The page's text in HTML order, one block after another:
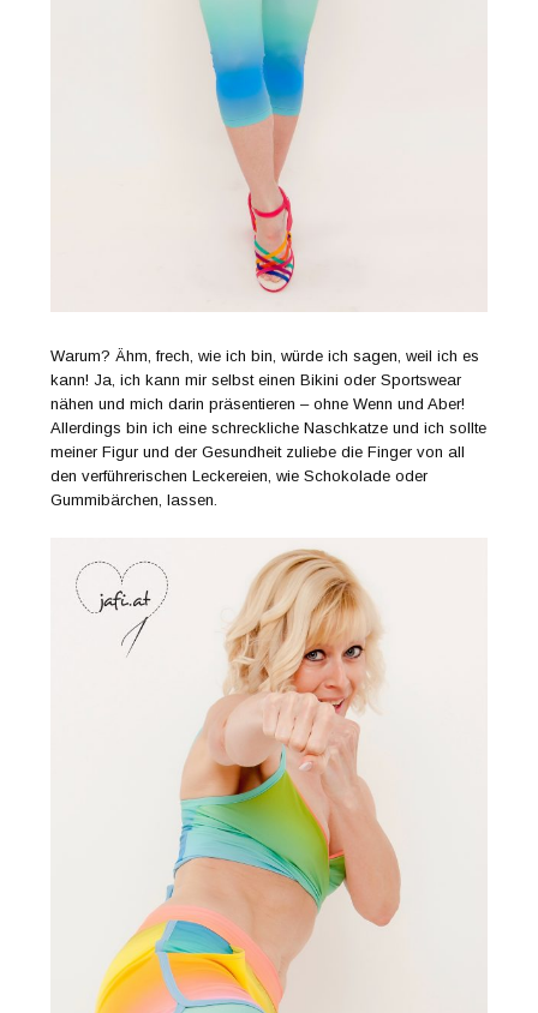
Warum? Ähm, frech, wie ich bin, würde ich sagen, weil ich es
kann! Ja, ich kann mir selbst einen Bikini oder Sportswear
nähen und mich darin präsentieren – ohne Wenn und Aber!
Allerdings bin ich eine schreckliche Naschkatze und ich sollte
meiner Figur und der Gesundheit zuliebe die Finger von all
den verführerischen Leckereien, wie Schokolade oder
Gummibärchen, lassen.